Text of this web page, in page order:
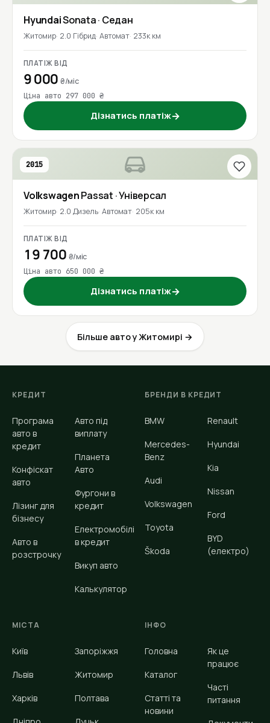
HyundaiSonata· Седан
Житомир 2.0 Гібрид Автомат 233к км
ПЛАТІЖ ВІД
9 000₴/міс
Ціна авто 297 000 ₴
Дізнатись платіж→
2015
VolkswagenPassat · Універсал
Житомир 2.0 Дизель Автомат 205к км
ПЛАТІЖ ВІД
19 700 ₴/міс
Ціна авто 650 000 ₴
Дізнатись платіж→
Більше авто у Житомирі →
КРЕДИТ
Програма
авто в
кредит
Конфіскат
авто
Лізинг для
бізнесу
Авто в
розстрочку
Авто під
виплату
Планета
Авто
Фургони в
кредит
Електромобілі
в кредит
Викуп авто
Калькулятор
БРЕНДИ В КРЕДИТ
BMW
Mercedes-
Benz
Audi
Volkswagen
Toyota
Škoda
Renault
Hyundai
Kia
Nissan
Ford
BYD
(електро)
МІСТА
Київ
Львів
Харків
Запоріжжя
Житомир
Полтава
ІНФО
Головна
Каталог
Статті та
новини
Як це
працює
Часті
питання